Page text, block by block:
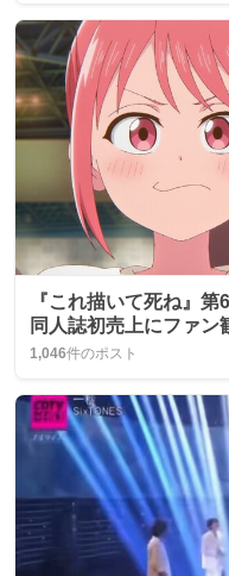
『これ描いて死ね』
同人誌初売上にファン
1,046件のポスト